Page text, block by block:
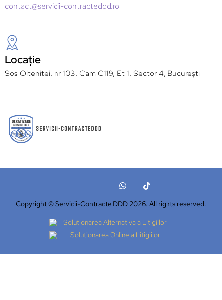
contact@servicii-contracteddd.ro
Locație
Sos Oltenitei, nr 103, Cam C119, Et 1, Sector 4, București
Copyright © Servicii-Contracte DDD 2026. All rights reserved.